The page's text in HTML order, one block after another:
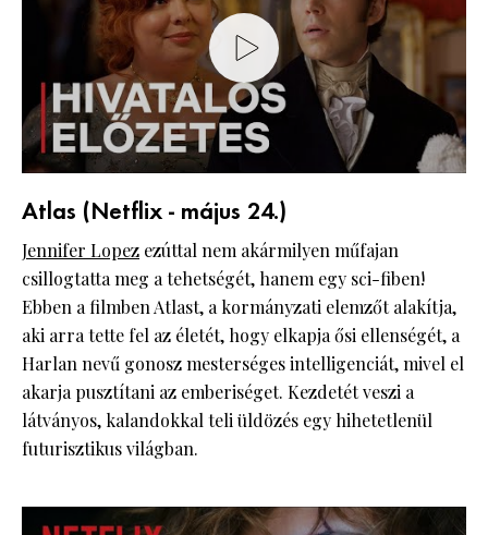
Atlas (Netflix - május 24.)
Jennifer Lopez ezúttal nem akármilyen műfajan
csillogtatta meg a tehetségét, hanem egy sci-fiben!
Ebben a filmben Atlast, a kormányzati elemzőt alakítja,
aki arra tette fel az életét, hogy elkapja ősi ellenségét, a
Harlan nevű gonosz mesterséges intelligenciát, mivel el
akarja pusztítani az emberiséget. Kezdetét veszi a
látványos, kalandokkal teli üldözés egy hihetetlenül
futurisztikus világban.